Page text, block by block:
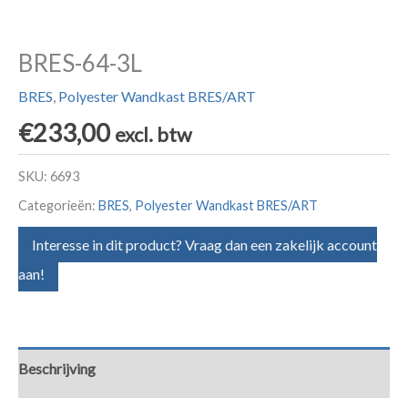
BRES-64-3L
BRES, Polyester Wandkast BRES/ART
€233,00 excl. btw
SKU: 6693
Categorieën: BRES, Polyester Wandkast BRES/ART
Interesse in dit product? Vraag dan een zakelijk account
aan!
Beschrijving